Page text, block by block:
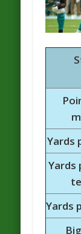
Yards
Yards
Yards